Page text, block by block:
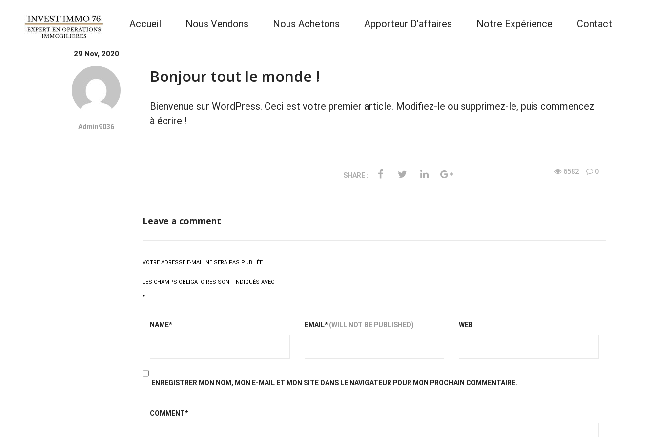
Accueil Nous Vendons Nous Achetons Apporteur D’affaires Notre Expérience Contact
29 Nov, 2020
Admin9036
Bonjour tout le monde !
Bienvenue sur WordPress. Ceci est votre premier article. Modifiez-le ou supprimez-le, puis commencez
à écrire !
SHARE : 6582 0
Leave a comment
VOTRE ADRESSE E-MAIL NE SERA PAS PUBLIÉE.
LES CHAMPS OBLIGATOIRES SONT INDIQUÉS AVEC
*
NAME* EMAIL*(WILL NOT BE PUBLISHED) WEB
ENREGISTRER MON NOM, MON E-MAIL ET MON SITE DANS LE NAVIGATEUR POUR MON PROCHAIN COMMENTAIRE.
COMMENT*